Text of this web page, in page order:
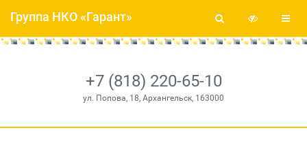
+7 (818) 220-65-10
ул. Попова, 18, Архангельск, 163000
Группа НКО «Гарант»